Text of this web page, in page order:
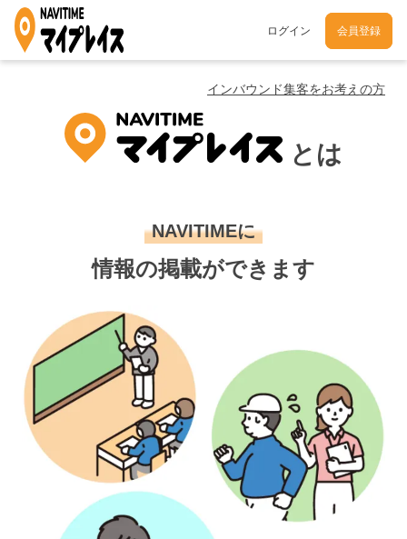
ログイン 会員登録
インバウンド集客をお考えの方
とは
NAVITIMEに
情報の掲載ができます